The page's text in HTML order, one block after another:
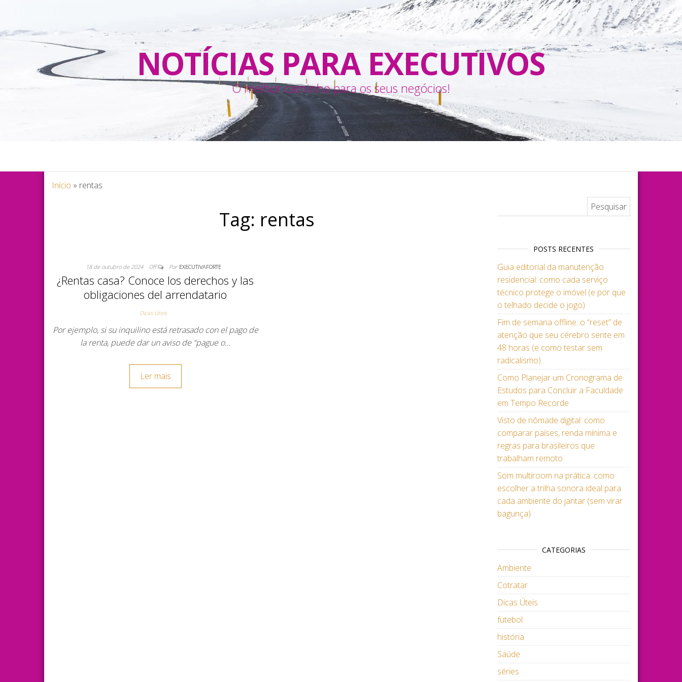
NOTÍCIAS PARA EXECUTIVOS
O melhor caminho para os seus negócios!
Início » rentas
Tag: rentas
18 de outubro de 2024 Off Por EXECUTIVAFORTE
¿Rentas casa? Conoce los derechos y las
obligaciones del arrendatario
Dicas Úteis
Por ejemplo, si su inquilino está retrasado con el pago de
la renta, puede dar un aviso de “pague o…
Ler mais
POSTS RECENTES
Guia editorial da manutenção
residencial: como cada serviço
técnico protege o imóvel (e por que
o telhado decide o jogo)
Fim de semana offline: o “reset” de
atenção que seu cérebro sente em
48 horas (e como testar sem
radicalismo)
Como Planejar um Cronograma de
Estudos para Concluir a Faculdade
em Tempo Recorde
Visto de nômade digital: como
comparar países, renda mínima e
regras para brasileiros que
trabalham remoto
Som multiroom na prática: como
escolher a trilha sonora ideal para
cada ambiente do jantar (sem virar
bagunça)
CATEGORIAS
Ambiente
Cotratar
Dicas Úteis
futebol
história
Saúde
séries